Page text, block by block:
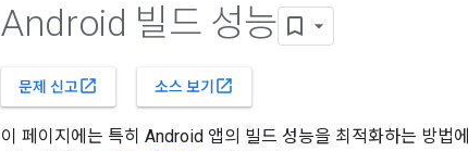
Android 빌드 성능
문제 신고open_in_new 소스 보기 open_in_new
이 페이지에는 특히 Android 앱의 빌드 성능을 최적화하는 방법